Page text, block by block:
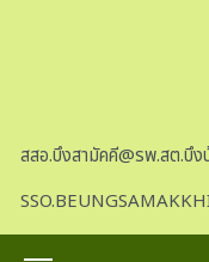
สสอ.บึงสามัคคี@รพ.สต.บึง